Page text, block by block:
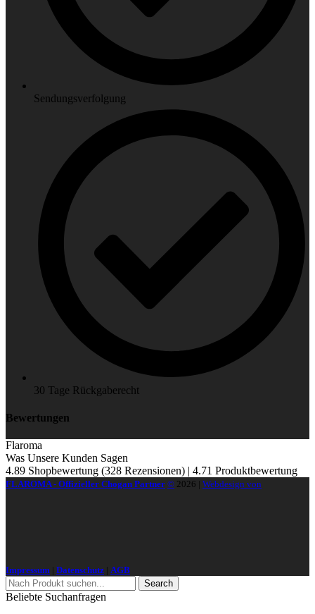
Sendungsverfolgung
30 Tage Rückgaberecht
Bewertungen
Flaroma
Was Unsere Kunden Sagen
4.89 Shopbewertung (328 Rezensionen) | 4.71 Produktbewertung
FLAROMA - Offizieller Chogan Partner © 2026 Webdesign von
Impressum Datenschutz AGB
Search
Beliebte Suchanfragen